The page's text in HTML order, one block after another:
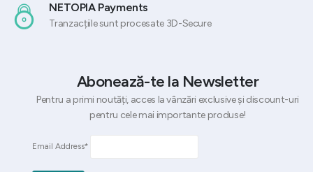
NETOPIA Payments
Tranzacțiile sunt procesate 3D-Secure
Abonează-te la Newsletter
Pentru a primi noutăți, acces la vânzări exclusive și discount-uri
pentru cele mai importante produse!
Email Address*